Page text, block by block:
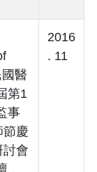
醫
第1
事
節慶
討會
，
2016
. 11